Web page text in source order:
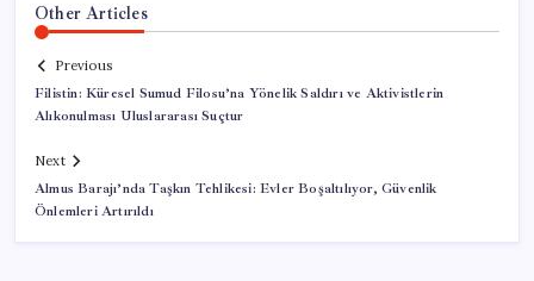
Other Articles
Previous
Filistin: Küresel Sumud Filosu’na Yönelik Saldırı ve Aktivistlerin
Alıkonulması Uluslararası Suçtur
Next
Almus Barajı’nda Taşkın Tehlikesi: Evler Boşaltılıyor, Güvenlik
Önlemleri Artırıldı